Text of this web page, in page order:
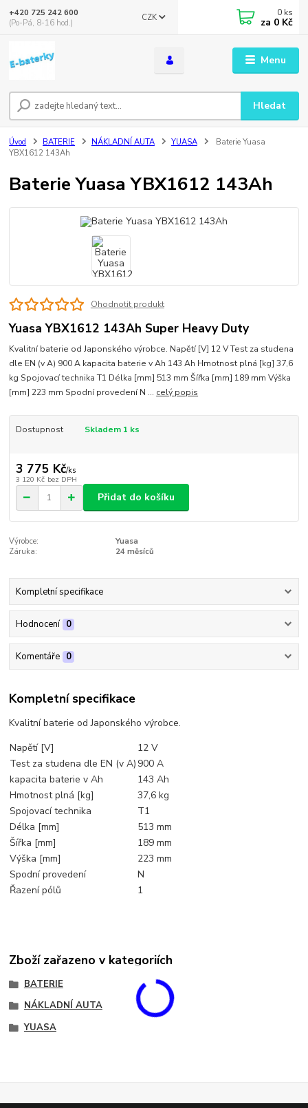
Menu
CZK
Hledat
+420 725 242 600
(Po-Pá, 8-16 hod.)
0 ks
za 0 Kč
Úvod BATERIE NÁKLADNÍ AUTA YUASA
Baterie Yuasa
YBX1612 143Ah
Baterie Yuasa YBX1612 143Ah
Ohodnotit produkt
Yuasa YBX1612 143Ah Super Heavy Duty
Kvalitní baterie od Japonského výrobce. Napětí [V] 12 V Test za studena
dle EN (v A) 900 A kapacita baterie v Ah 143 Ah Hmotnost plná [kg] 37,6
kg Spojovací technika T1 Délka [mm] 513 mm Šířka [mm] 189 mm Výška
[mm] 223 mm Spodní provedení N ... celý popis
Dostupnost Skladem 1 ks
3 775 Kč/ks
3 120 Kč bez DPH
Přidat do košíku
Výrobce:
Yuasa
Záruka:
24 měsíců
Kompletní specifikace
Hodnocení 0
Komentáře 0
Kompletní specifikace
Kvalitní baterie od Japonského výrobce.
Napětí [V]
12 V
Test za studena dle EN (v A) 900 A
kapacita baterie v Ah
143 Ah
Hmotnost plná [kg]
37,6 kg
Spojovací technika
T1
Délka [mm]
513 mm
Šířka [mm]
189 mm
Výška [mm]
223 mm
Spodní provedení
N
Řazení pólů
1
Zboží zařazeno v kategoriích
BATERIE
NÁKLADNÍ AUTA
YUASA